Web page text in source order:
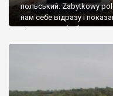
польський. Zabytkowy
нам себе відразу і
віднести до фабричних,